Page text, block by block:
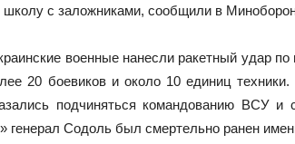
школу с заложниками, сообщили в
военные нанесли ракетный удар
20 боевиков и около 10 единиц
подчиняться командованию ВСУ
генерал Содоль был смертельно ранен